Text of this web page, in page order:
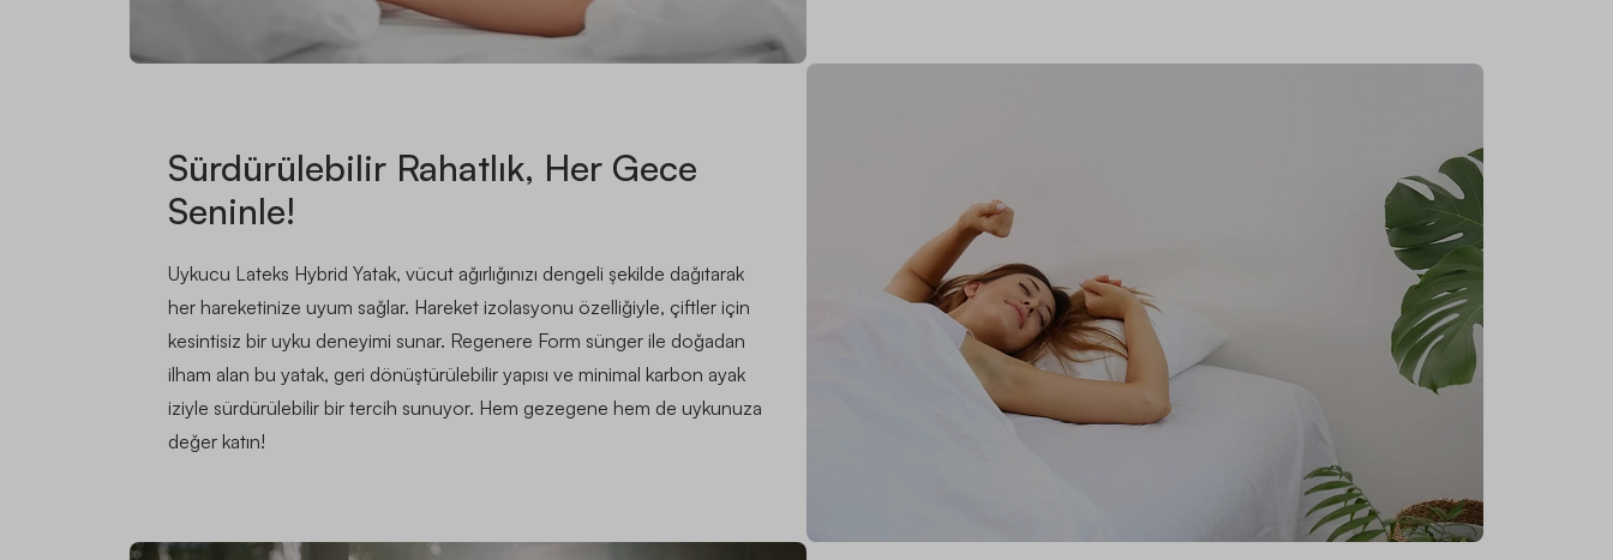
Sürdürülebilir Rahatlık, Her Gece
Seninle!
Uykucu Lateks Hybrid Yatak, vücut ağırlığınızı dengeli şekilde dağıtarak
her hareketinize uyum sağlar. Hareket izolasyonu özelliğiyle, çiftler için
kesintisiz bir uyku deneyimi sunar. Regenere Form sünger ile doğadan
ilham alan bu yatak, geri dönüştürülebilir yapısı ve minimal karbon ayak
iziyle sürdürülebilir bir tercih sunuyor. Hem gezegene hem de uykunuza
değer katın!